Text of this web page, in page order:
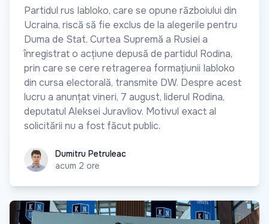
Partidul rus Iabloko, care se opune războiului din
Ucraina, riscă să fie exclus de la alegerile pentru
Duma de Stat. Curtea Supremă a Rusiei a
înregistrat o acțiune depusă de partidul Rodina,
prin care se cere retragerea formațiunii Iabloko
din cursa electorală, transmite DW. Despre acest
lucru a anunțat vineri, 7 august, liderul Rodina,
deputatul Aleksei Juravliov. Motivul exact al
solicitării nu a fost făcut public.
Dumitru Petruleac
Dumitru Petruleac
acum 2 ore